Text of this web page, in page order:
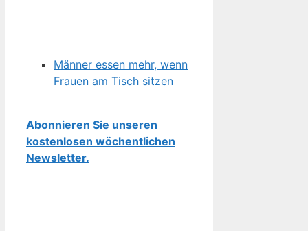
Männer essen mehr, wenn
Frauen am Tisch sitzen
Abonnieren Sie unseren
kostenlosen wöchentlichen
Newsletter.